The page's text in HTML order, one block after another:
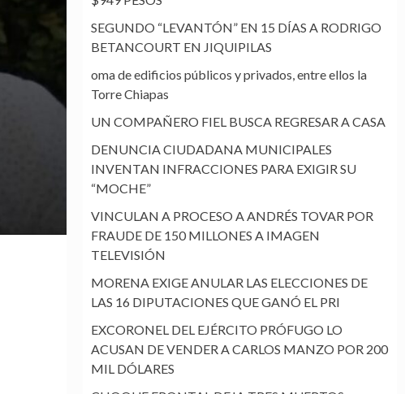
SEGUNDO “LEVANTÓN” EN 15 DÍAS A RODRIGO
BETANCOURT EN JIQUIPILAS
oma de edificios públicos y privados, entre ellos la
Torre Chiapas
UN COMPAÑERO FIEL BUSCA REGRESAR A CASA
DENUNCIA CIUDADANA MUNICIPALES
INVENTAN INFRACCIONES PARA EXIGIR SU
“MOCHE”
VINCULAN A PROCESO A ANDRÉS TOVAR POR
FRAUDE DE 150 MILLONES A IMAGEN
TELEVISIÓN
MORENA EXIGE ANULAR LAS ELECCIONES DE
LAS 16 DIPUTACIONES QUE GANÓ EL PRI
EXCORONEL DEL EJÉRCITO PRÓFUGO LO
ACUSAN DE VENDER A CARLOS MANZO POR 200
MIL DÓLARES